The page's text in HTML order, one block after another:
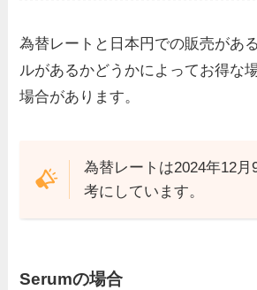
為替レートと日本円での販売があ
ルがあるかどうかによってお得な
場合があります。
為替レートは2024年12月
考にしています。
Serumの場合